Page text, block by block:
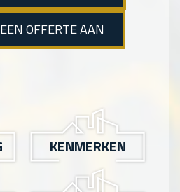
OFFERTE AAN
KENMERKEN